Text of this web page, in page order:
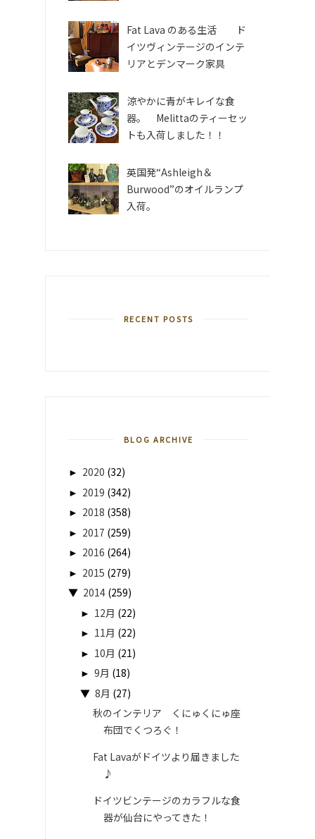
Fat Lava のある生活 ド
イツヴィンテージのインテ
リアとデンマーク家具
涼やかに青がキレイな食
器。 Melittaのティーセッ
トも入荷しました！！
英国発“Ashleigh＆
Burwood”のオイルランプ
入荷。
RECENT POSTS
BLOG ARCHIVE
► 2020 (32)
► 2019 (342)
► 2018 (358)
► 2017 (259)
► 2016 (264)
► 2015 (279)
▼ 2014 (259)
► 12月 (22)
► 11月 (22)
► 10月 (21)
► 9月 (18)
▼ 8月 (27)
秋のインテリア くにゅくにゅ座
布団でくつろぐ！
Fat Lavaがドイツより届きました
♪
ドイツビンテージのカラフルな食
器が仙台にやってきた！